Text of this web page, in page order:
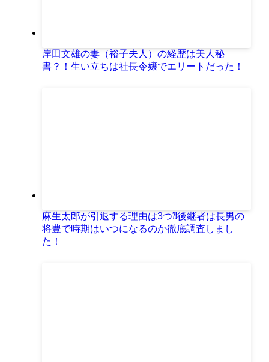
岸田文雄の妻（裕子夫人）の経歴は美人秘
書？！生い立ちは社長令嬢でエリートだった！
麻生太郎が引退する理由は3つ⁈後継者は長男の
将豊で時期はいつになるのか徹底調査しまし
た！